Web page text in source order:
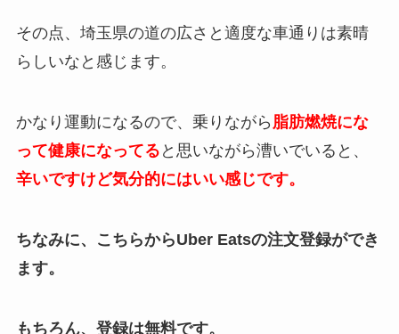
その点、埼玉県の道の広さと適度な車通りは素晴
らしいなと感じます。
かなり運動になるので、乗りながら 脂肪燃焼にな
って健康になってる と思いながら漕いでいると、
辛いですけど気分的にはいい感じです。
ちなみに、こちらからUber Eatsの注文登録ができ
ます。
もちろん、登録は無料です。